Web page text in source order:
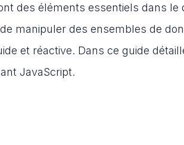
ai
l
d
di
t
st
o
d
o
ta
g
er
des éléments essentiels dans le
manipuler des ensembles de
et réactive. Dans ce guide
JavaScript.